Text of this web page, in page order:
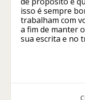
isso é sempre
trabalham com
a fim de manter
sua escrita e no